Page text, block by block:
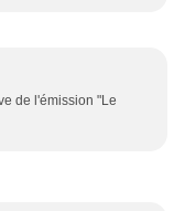
de l'émission "Le